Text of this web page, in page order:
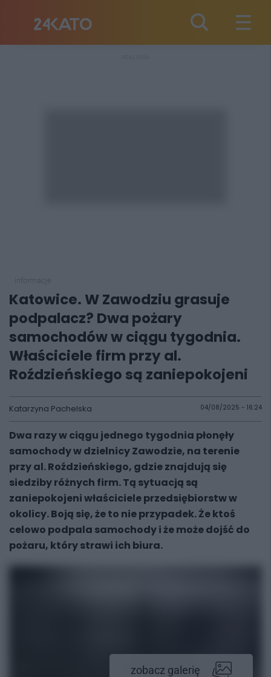
Katowice. W Zawodziu grasuje
podpalacz? Dwa pożary
samochodów w ciągu tygodnia.
Właściciele firm przy al.
Roździeńskiego są zaniepokojeni
Katarzyna Pachelska 04/08/2025 - 16:24
Dwa razy w ciągu jednego tygodnia płonęły
samochody w dzielnicy Zawodzie, na terenie
przy al. Roździeńskiego, gdzie znajdują się
siedziby różnych firm. Tą sytuacją są
zaniepokojeni właściciele przedsiębiorstw w
okolicy. Boją się, że to nie przypadek. Że ktoś
celowo podpala samochody i że może dojść do
pożaru, który strawi ich biura.
zobacz galerię